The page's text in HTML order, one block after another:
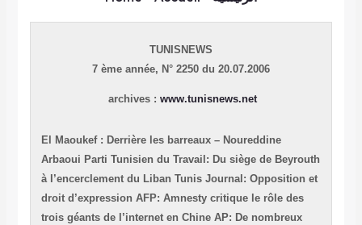
TUNISNEWS
7 ème année, N° 2250 du 20.07.2006
archives : www.tunisnews.net
El Maoukef : Derrière les barreaux – Noureddine
Arbaoui Parti Tunisien du Travail: Du siège de Beyrouth
à l’encerclement du Liban Tunis Journal: Opposition et
droit d’expression AFP: Amnesty critique le rôle des
trois géants de l’internet en ChineAP: De nombreux